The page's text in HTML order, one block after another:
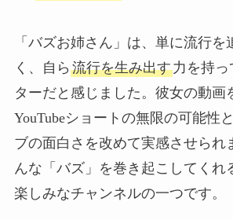
「バズお姉さん」は、単に流行を
く、自ら 流行を生み出す力を持っ
ターだと感じました。彼女の動画
YouTubeショートの無限の可能性
ブの面白さを改めて実感させられ
んな「バズ」を巻き起こしてくれ
楽しみなチャンネルの一つです。